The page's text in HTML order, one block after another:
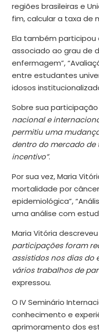
regiões brasileiras e
fim, calcular a taxa de
Ela também
associado ao grau de
enfermagem”,
entre estudantes
idosos
Sobre sua
nacional e
permitiu uma
dentro do mercado de
incentivo”.
Por sua vez, Maria
mortalidade por
epidemiológica”,
uma análise com
Maria Vitória
participações foram
assistidos nos dias do
vários trabalhos de
expressou.
O IV Seminário
conhecimento e
aprimoramento dos